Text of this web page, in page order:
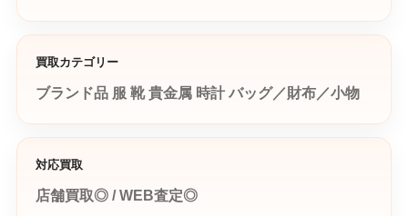
買取カテゴリー
ブランド品 服 靴 貴金属 時計 バッグ／財布／小物
対応買取
店舗買取◎ / WEB査定◎